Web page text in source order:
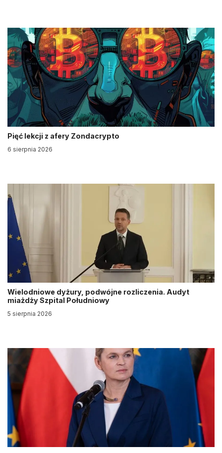
Pięć lekcji z afery Zondacrypto
6 sierpnia 2026
Wielodniowe dyżury, podwójne rozliczenia. Audyt
miażdży Szpital Południowy
5 sierpnia 2026